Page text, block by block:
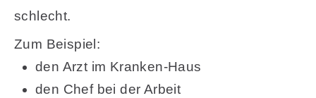
schlecht.
Zum Beispiel:
den Arzt im Kranken-Haus
den Chef bei der Arbeit